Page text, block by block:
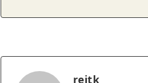
reitk